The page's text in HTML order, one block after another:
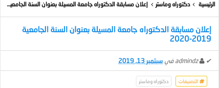
الرئيسية دكتوراه وماستر إعلان مسابقة الدكتوراه جامعة المسيلة بعنوان السنة الجامعية 2019-2020
إعلان مسابقة الدكتوراه جامعة المسيلة بعنوان السنة الجامعية
2019-2020
✔
admindz في سبتمبر 13, 2019
التصنيفات دكتوراه وماستر